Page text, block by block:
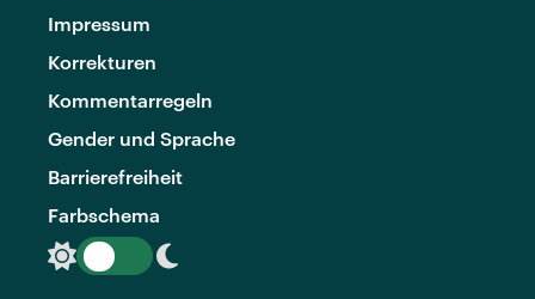
Impressum
Korrekturen
Kommentarregeln
Gender und Sprache
Barrierefreiheit
Farbschema